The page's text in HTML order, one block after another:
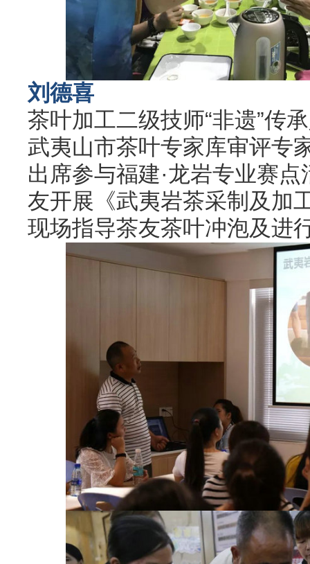
刘德喜
茶叶加工二级技师“非遗”传
武夷山市茶叶专家库审评专
出席参与福建·龙岩专业赛
友开展《武夷岩茶采制及加
现场指导茶友茶叶冲泡及进